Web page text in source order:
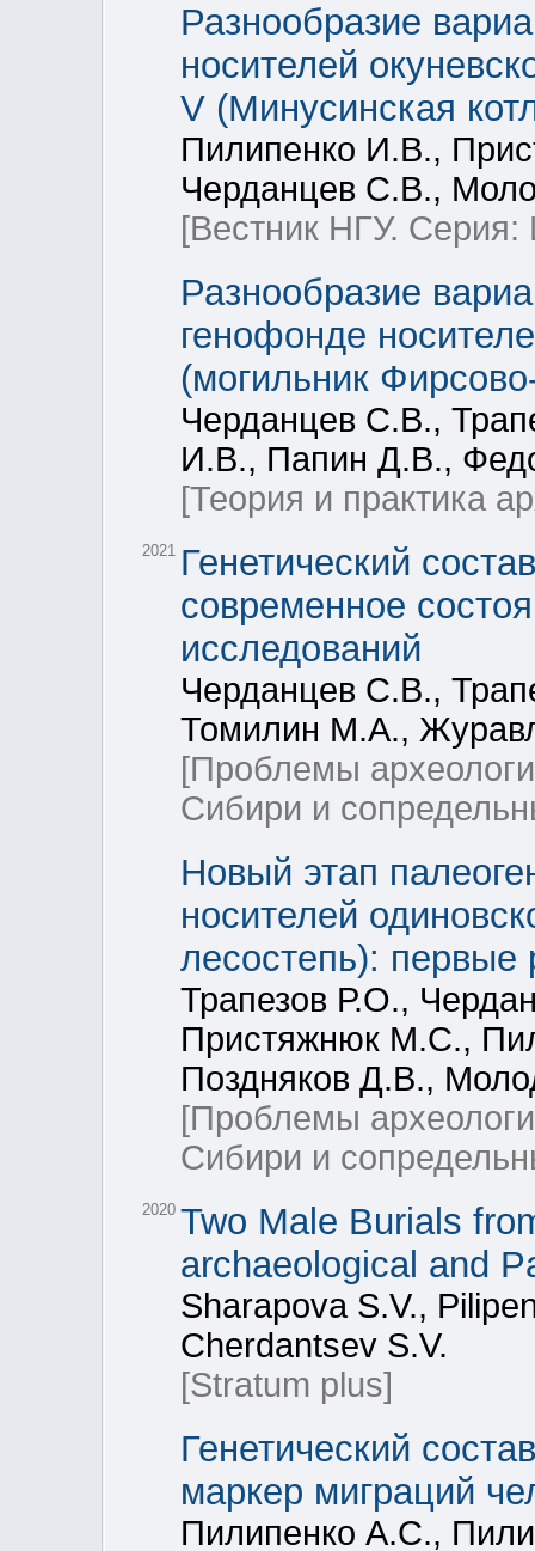
Разнообразие
носителей
V (Минусинская
Пилипенко И.В.,
Черданцев С.В.,
[Вестник НГУ.
Разнообразие
генофонде
(могильник
Черданцев С.В.,
И.В., Папин Д.В.,
[Теория и практика
2021 Генетический
современное
исследований
Черданцев С.В.,
Томилин М.А.,
[Проблемы
Сибири и
Новый этап
носителей
лесостепь): первые
Трапезов Р.О.,
Пристяжнюк М.С.,
Поздняков Д.В.,
[Проблемы
Сибири и
2020 Two Male Burials
archaeological and
Sharapova S.V.,
Cherdantsev S.V.
[Stratum plus]
Генетический
маркер миграций
Пилипенко А.С.,